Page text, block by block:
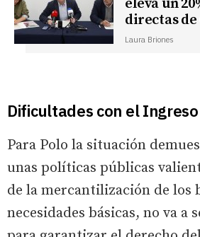
eleva un
directas
Laura Briones
Dificultades con el
Para Polo la situación
unas políticas públicas
de la mercantilización de los
necesidades básicas, no va a